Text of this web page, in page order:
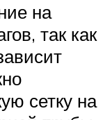
на
так как
сетку на